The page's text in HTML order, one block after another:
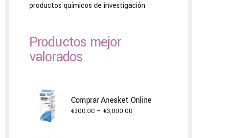
productos químicos de investigación
Productos mejor
valorados
Comprar Anesket Online
€300.00 – €3,000.00Price